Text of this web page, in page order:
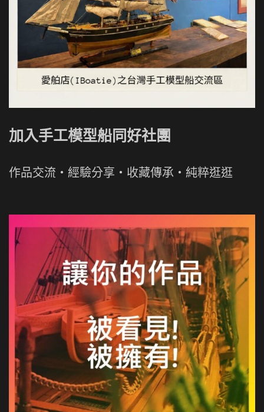
加入手工模型船同好社團
作品交流・經驗分享・收藏傳承・純粹逛逛